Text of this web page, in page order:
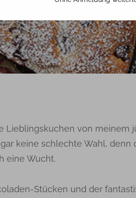
23. JULI 2016
Lieblingskuchen von meinem
keine schlechte Wahl, denn
eine Wucht.
Stücken und der